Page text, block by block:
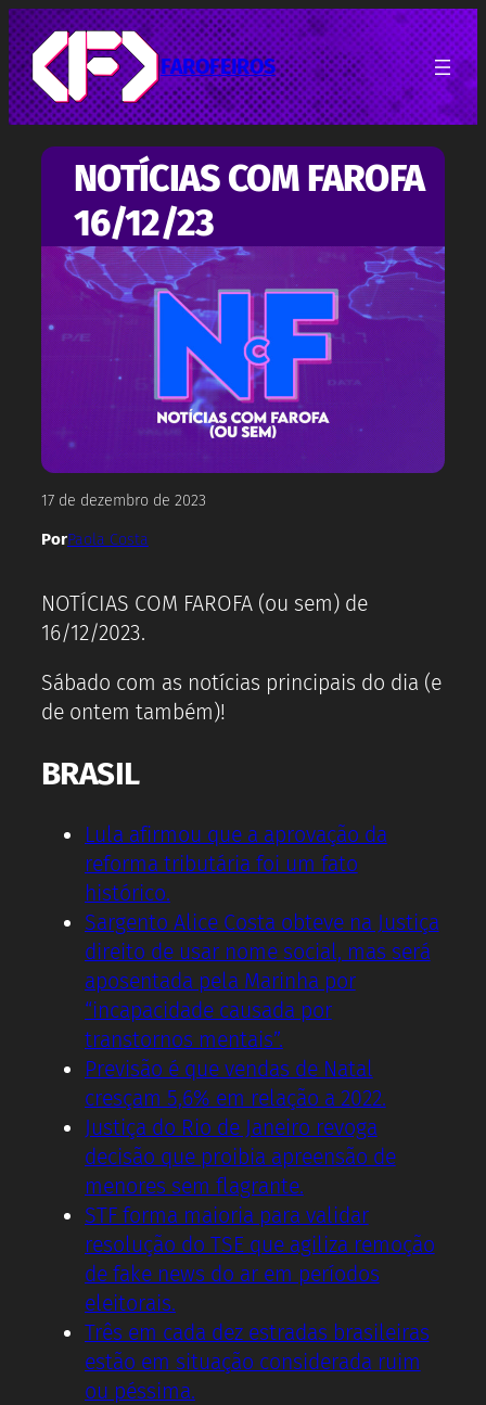
Pular
para
o
conteúdo
FAROFEIROS
NOTÍCIAS COM FAROFA
16/12/23
17 de dezembro de 2023
PorPaola Costa
NOTÍCIAS COM FAROFA (ou sem) de
16/12/2023.
Sábado com as notícias principais do dia (e
de ontem também)!
BRASIL
Lula afirmou que a aprovação da
reforma tributária foi um fato
histórico.
Sargento Alice Costa obteve na Justiça
direito de usar nome social, mas será
aposentada pela Marinha por
“incapacidade causada por
transtornos mentais”.
Previsão é que vendas de Natal
cresçam 5,6% em relação a 2022.
Justiça do Rio de Janeiro revoga
decisão que proibia apreensão de
menores sem flagrante.
STF forma maioria para validar
resolução do TSE que agiliza remoção
de fake news do ar em períodos
eleitorais.
Três em cada dez estradas brasileiras
estão em situação considerada ruim
ou péssima.